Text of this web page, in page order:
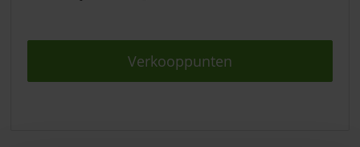
Verkooppunten
gallerij